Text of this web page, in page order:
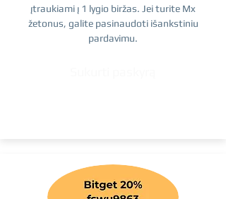
įtraukiami į 1 lygio biržas. Jei turite Mx
žetonus, galite pasinaudoti išankstiniu
pardavimu.